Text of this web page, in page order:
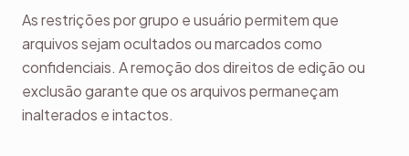
As restrições por grupo e usuário permitem que
arquivos sejam ocultados ou marcados como
confidenciais. A remoção dos direitos de edição ou
exclusão garante que os arquivos permaneçam
inalterados e intactos.